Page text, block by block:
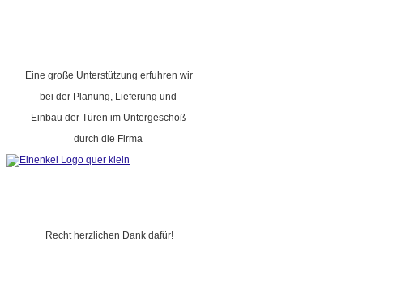
Eine große Unterstützung erfuhren wir
bei der Planung, Lieferung und
Einbau der Türen im Untergeschoß
durch die Firma
Recht herzlichen Dank dafür!